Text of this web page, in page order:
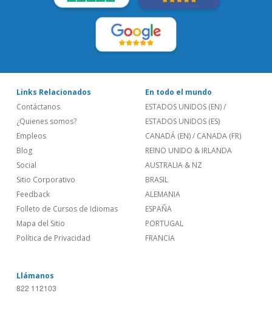
Links Relacionados
Contáctanos
¿Quienes somos?
Empleos
Blog
Social
Sitio Corporativo
Feedback
Folleto de Cursos de Idiomas
Mapa del Sitio
Política de Privacidad
En todo el mundo
ESTADOS UNIDOS (EN)/
ESTADOS UNIDOS (ES)
CANADÁ (EN)/ CANADA (FR)
REINO UNIDO & IRLANDA
AUSTRALIA & NZ
BRASIL
ALEMANIA
ESPAÑA
PORTUGAL
FRANCIA
Llámanos
822 112103